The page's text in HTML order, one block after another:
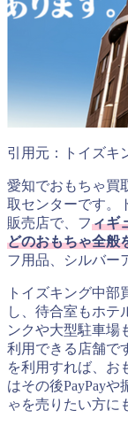
引用元：トイズキ
愛知でおもちゃ買
取センターです。
販売店で、フィギ
どのおもちゃ全般
フ用品、シルバー
トイズキング中
し、待合室もホテ
ンクや大型駐車場
利用できる店舗で
を利用すれば、お
はその後PayPay
ゃを売りたい方に